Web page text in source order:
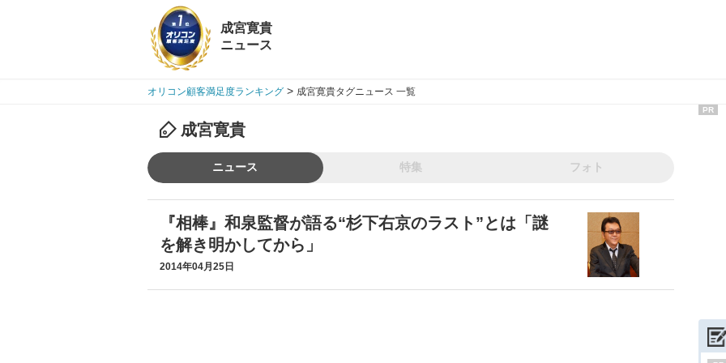
成宮寛貴
ニュース
オリコン顧客満足度ランキング > 成宮寛貴タグニュース 一覧
成宮寛貴
ニュース 特集 フォト
『相棒』和泉監督が語る“杉下右京のラスト”とは「謎
を解き明かしてから」
2014年04月25日
PR